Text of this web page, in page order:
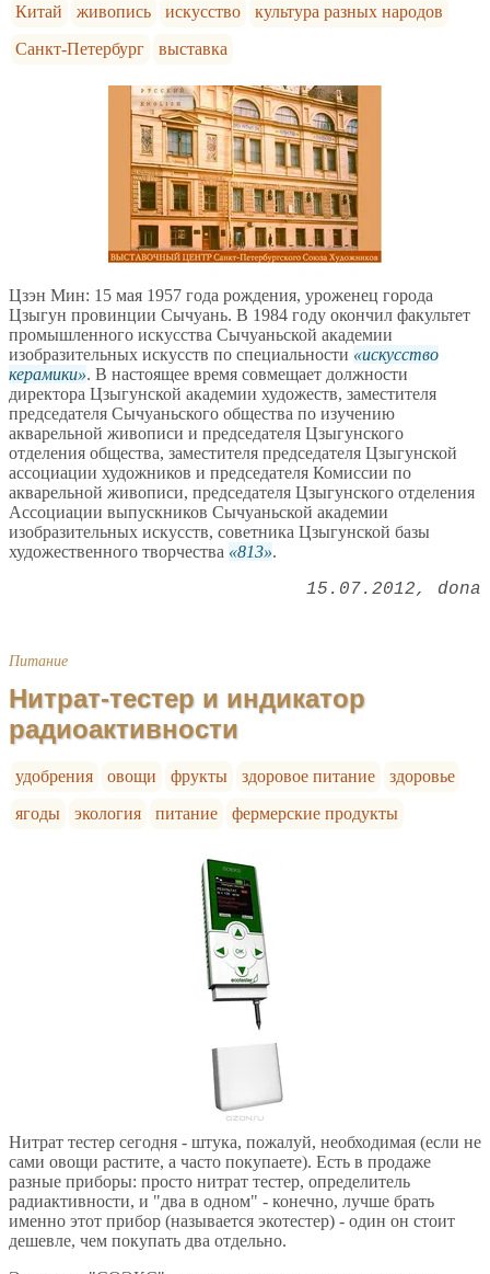
Китай живопись искусство
культура разных народов
Санкт-Петербург
выставка
Цзэн Мин: 15 мая 1957 года рождения, уроженец города
Цзыгун провинции Сычуань. В 1984 году окончил факультет
промышленного искусства Сычуаньской академии
изобразительных искусств по специальности
искусство
керамики . В настоящее время совмещает должности
директора Цзыгунской академии художеств, заместителя
председателя Сычуаньского общества по изучению
акварельной живописи и председателя Цзыгунского
отделения общества, заместителя председателя Цзыгунской
ассоциации художников и председателя Комиссии по
акварельной живописи, председателя Цзыгунского отделения
Ассоциации выпускников Сычуаньской академии
изобразительных искусств, советника Цзыгунской базы
художественного творчества
813 .
15.07.2012 dona
Питание
Нитрат-тестер и индикатор
радиоактивности
удобрения овощи фрукты здоровое питание
здоровье
ягоды
экология питание фермерские продукты
Нитрат тестер сегодня - штука, пожалуй, необходимая (если не
сами овощи растите, а часто покупаете). Есть в продаже
разные приборы: просто нитрат тестер, определитель
радиактивности, и "два в одном" - конечно, лучше брать
именно этот прибор (называется экотестер) - один он стоит
дешевле, чем покупать два отдельно.